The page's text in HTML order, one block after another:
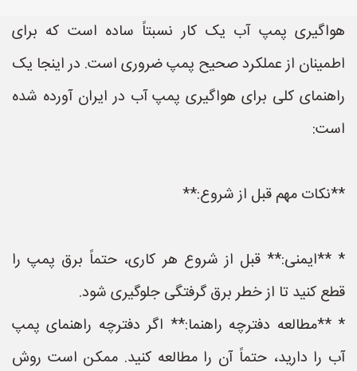
هواگیری پمپ آب یک کار نسبتاً ساده است که برای
اطمینان از عملکرد صحیح پمپ ضروری است. در اینجا یک
راهنمای کلی برای هواگیری پمپ آب در ایران آورده شده
است:
**نکات مهم قبل از شروع:**
* **ایمنی:** قبل از شروع هر کاری، حتماً برق پمپ را
قطع کنید تا از خطر برق گرفتگی جلوگیری شود.
* **مطالعه دفترچه راهنما:** اگر دفترچه راهنمای پمپ
آب را دارید، حتماً آن را مطالعه کنید. ممکن است روش